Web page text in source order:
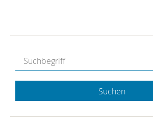
Suchen